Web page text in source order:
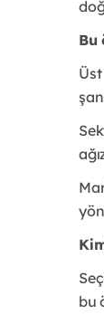
Bu
bu